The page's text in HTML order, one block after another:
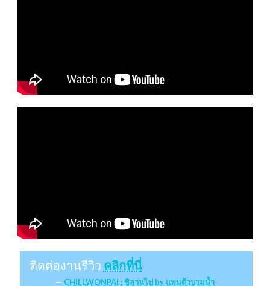
ติดต่องานรีวิว คลิกที่นี่
CHILLWONPAI : ชิลวนไป by แพนด้าบวมน้ำ